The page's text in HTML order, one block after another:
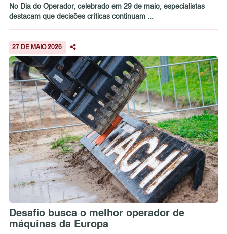
No Dia do Operador, celebrado em 29 de maio, especialistas
destacam que decisões críticas continuam ...
27 DE MAIO 2026
Desafio busca o melhor operador de
máquinas da Europa